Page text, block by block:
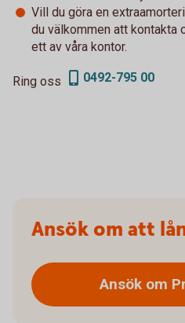
Vill du göra en
du välkommen att
ett av våra kontor.
Ring oss 0492-795 00
Ansök om att
Ansök om